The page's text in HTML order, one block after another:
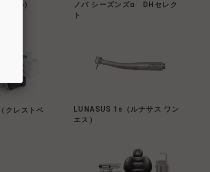
ール)
ノバ シーズンズα DHセレク
ト
クレストベ
LUNASUS 1s（ルナサス ワン
エス）